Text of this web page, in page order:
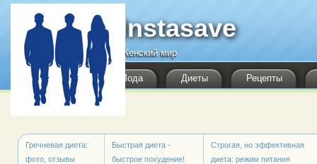
Перейти к основному содержанию
Мода Диеты Рецепты
Instasave
Женский мир
Гречневая диета:
фото, отзывы
Быстрая диета -
быстрое похудение!
Строгая, но эффективная
диета: режим питания